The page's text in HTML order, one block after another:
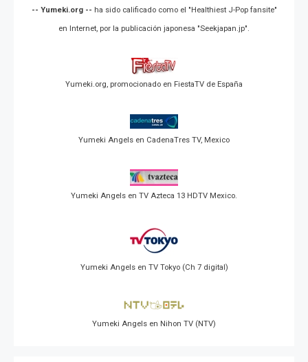
-- Yumeki.org -- ha sido calificado como el "Healthiest J-Pop fansite"
en Internet, por la publicación japonesa "Seekjapan.jp".
Yumeki.org, promocionado en FiestaTV de España
Yumeki Angels en CadenaTres TV, Mexico
Yumeki Angels en TV Azteca 13 HDTV Mexico.
Yumeki Angels en TV Tokyo (Ch 7 digital)
Yumeki Angels en Nihon TV (NTV)